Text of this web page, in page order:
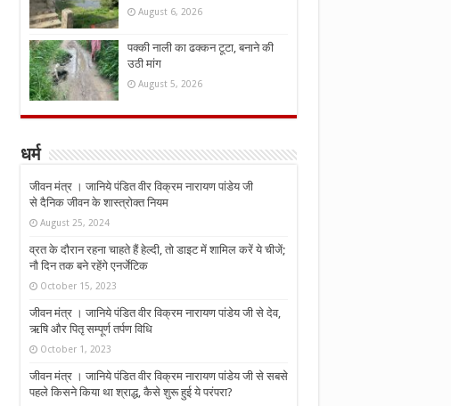
August 6, 2026
पक्की नाली का ढक्कन टूटा, बनाने की
उठी मांग
August 5, 2026
धर्म
जीवन मंत्र । जानिये पंडित वीर विक्रम नारायण पांडेय जी
से दैनिक जीवन के शास्त्रोक्त नियम
August 25, 2024
व्रत के दौरान रहना चाहते हैं हेल्दी, तो डाइट में शामिल करें ये चीजें;
नौ दिन तक बने रहेंगे एनर्जेटिक
October 15, 2023
जीवन मंत्र । जानिये पंडित वीर विक्रम नारायण पांडेय जी से देव,
ऋषि और पितृ सम्पूर्ण तर्पण विधि
October 1, 2023
जीवन मंत्र । जानिये पंडित वीर विक्रम नारायण पांडेय जी से सबसे
पहले किसने किया था श्राद्ध, कैसे शुरू हुई ये परंपरा?